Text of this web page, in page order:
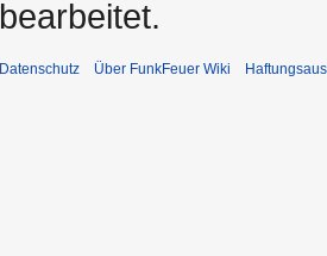
bearbeitet.
Datenschutz Über FunkFeuer Wiki